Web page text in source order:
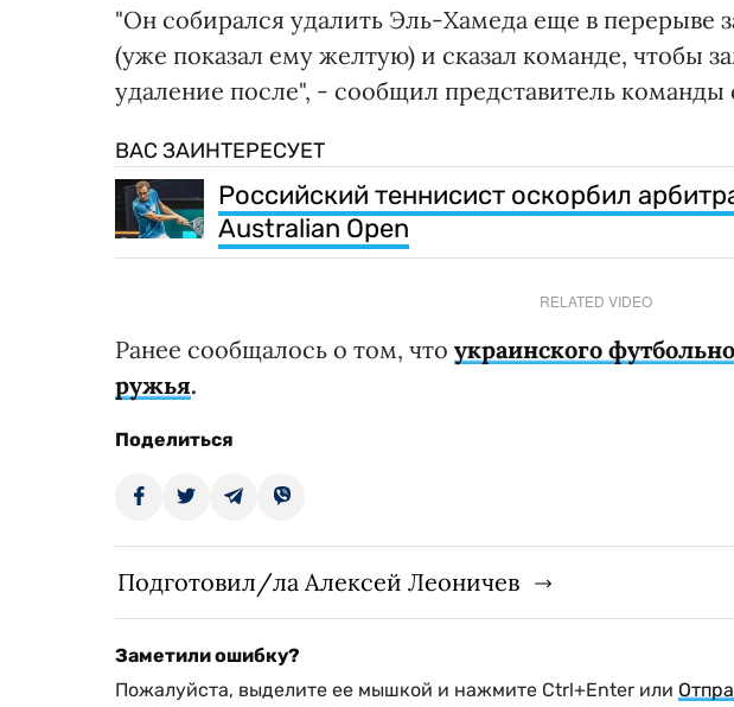
"Он собирался удалить Эль-Хамеда еще в перерыве
(уже показал ему желтую) и сказал команде, чтобы
удаление после", - сообщил представитель команды
ВАС ЗАИНТЕРЕСУЕТ
Российский теннисист оскорбил
Australian Open
RELATED VIDEO
Ранее сообщалось о том, что украинского
ружья.
Поделиться
Подготовил/ла Алексей Леоничев
Заметили ошибку?
Пожалуйста, выделите ее мышкой и нажмите Ctrl+Enter или